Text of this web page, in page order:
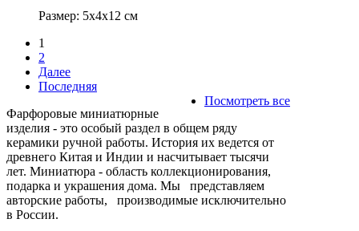
Размер: 5х4х12 см
1
2
Далее
Последняя
Посмотреть все
Фарфоровые миниатюрные
изделия - это особый раздел в общем ряду
керамики ручной работы. История их ведется от
древнего Китая и Индии и насчитывает тысячи
лет. Миниатюра - область коллекционирования,
подарка и украшения дома. Мы представляем
авторские работы, производимые исключительно
в России.